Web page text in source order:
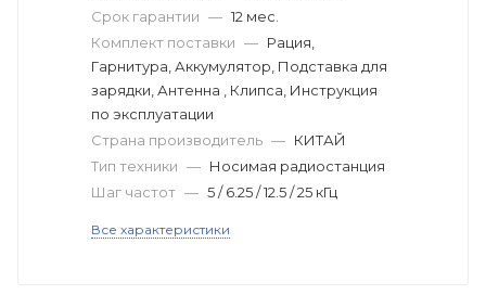
Срок гарантии — 12 мес.
Комплект поставки — Рация,
Гарнитура, Аккумулятор, Подставка для
зарядки, Антенна , Клипса, Инструкция
по эксплуатации
Страна производитель — КИТАЙ
Тип техники — Носимая радиостанция
Шаг частот — 5 / 6.25 / 12.5 / 25 кГц
Все характеристики